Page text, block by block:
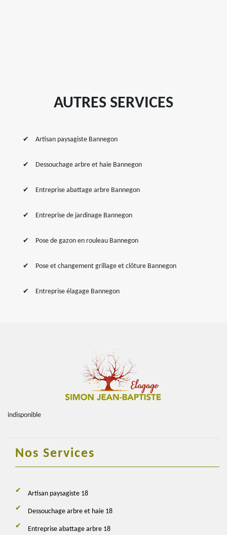
AUTRES SERVICES
Artisan paysagiste Bannegon
Dessouchage arbre et haie Bannegon
Entreprise abattage arbre Bannegon
Entreprise de jardinage Bannegon
Pose de gazon en rouleau Bannegon
Pose et changement grillage et clôture Bannegon
Entreprise élagage Bannegon
indisponible
Nos Services
Artisan paysagiste 18
Dessouchage arbre et haie 18
Entreprise abattage arbre 18